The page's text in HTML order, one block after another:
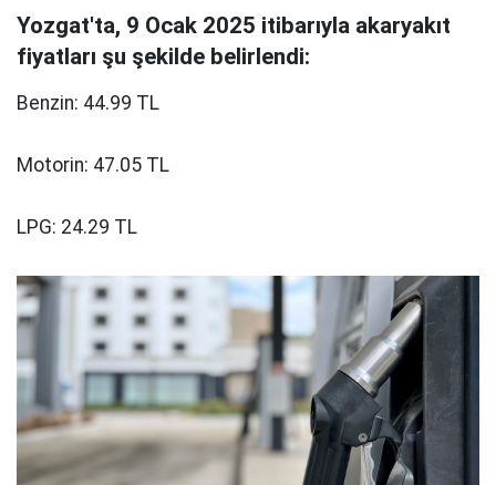
Yozgat'ta, 9 Ocak 2025 itibarıyla akaryakıt
fiyatları şu şekilde belirlendi:
Benzin: 44.99 TL
Motorin: 47.05 TL
LPG: 24.29 TL